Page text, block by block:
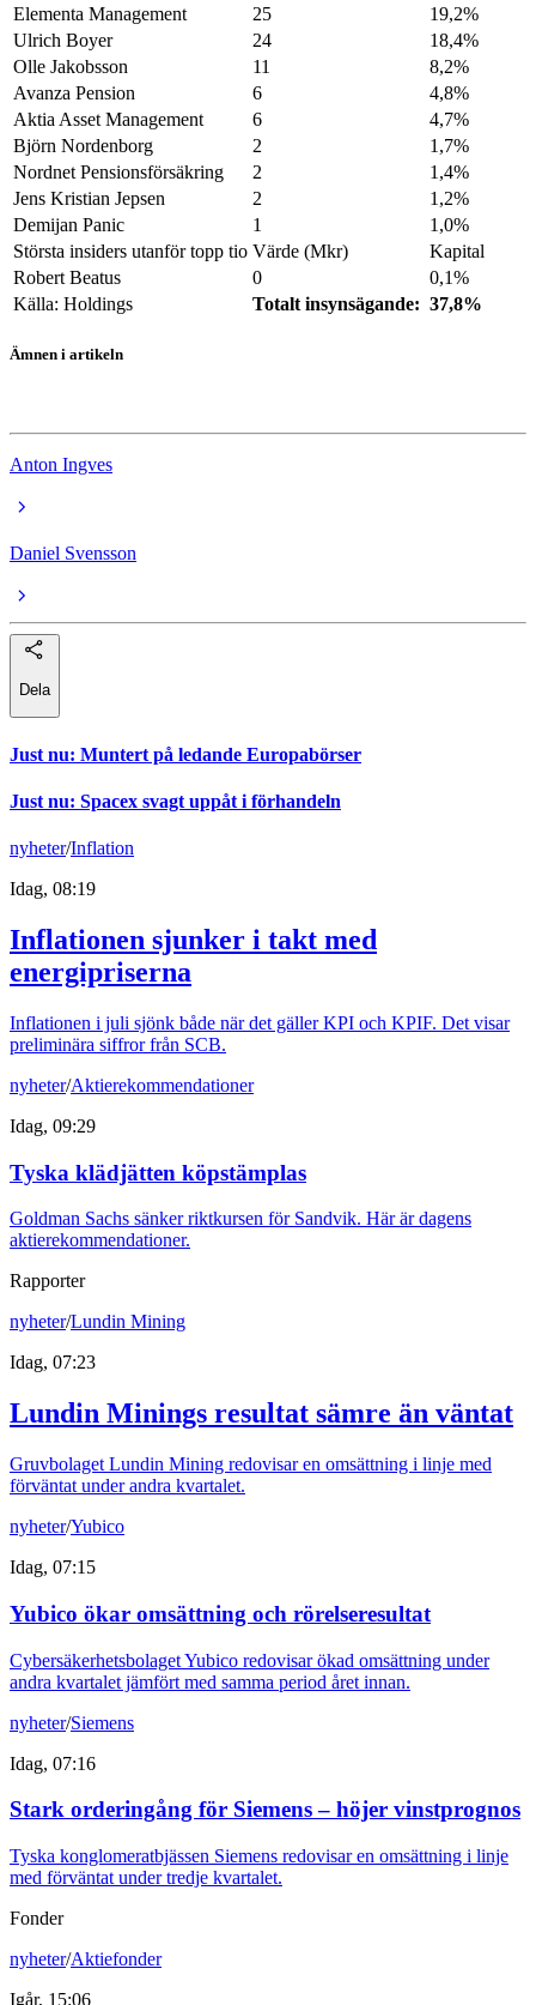
Elementa Management
25
19,2%
Ulrich Boyer
24
18,4%
Olle Jakobsson
11
8,2%
Avanza Pension
6
4,8%
Aktia Asset Management
6
4,7%
Björn Nordenborg
2
1,7%
Nordnet Pensionsförsäkring
2
1,4%
Jens Kristian Jepsen
2
1,2%
Demijan Panic
1
1,0%
Största insiders utanför topp tio Värde (Mkr)
Kapital
Robert Beatus
0
0,1%
Källa: Holdings
Totalt insynsägande: 37,8%
Ämnen i artikeln
Anton Ingves
Daniel Svensson
Dela
Just nu: Muntert på ledande Europabörser
Just nu: Spacex svagt uppåt i förhandeln
nyheter/Inflation
Idag, 08:19
Inflationen sjunker i takt med
energipriserna
Inflationen i juli sjönk både när det gäller KPI och KPIF. Det visar
preliminära siffror från SCB.
nyheter/Aktierekommendationer
Idag, 09:29
Tyska klädjätten köpstämplas
Goldman Sachs sänker riktkursen för Sandvik. Här är dagens
aktierekommendationer.
Rapporter
nyheter/Lundin Mining
Idag, 07:23
Lundin Minings resultat sämre än väntat
Gruvbolaget Lundin Mining redovisar en omsättning i linje med
förväntat under andra kvartalet.
nyheter/Yubico
Idag, 07:15
Yubico ökar omsättning och rörelseresultat
Cybersäkerhetsbolaget Yubico redovisar ökad omsättning under
andra kvartalet jämfört med samma period året innan.
nyheter/Siemens
Idag, 07:16
Stark orderingång för Siemens – höjer vinstprognos
Tyska konglomeratbjässen Siemens redovisar en omsättning i linje
med förväntat under tredje kvartalet.
Fonder
nyheter/Aktiefonder
Igår, 15:06